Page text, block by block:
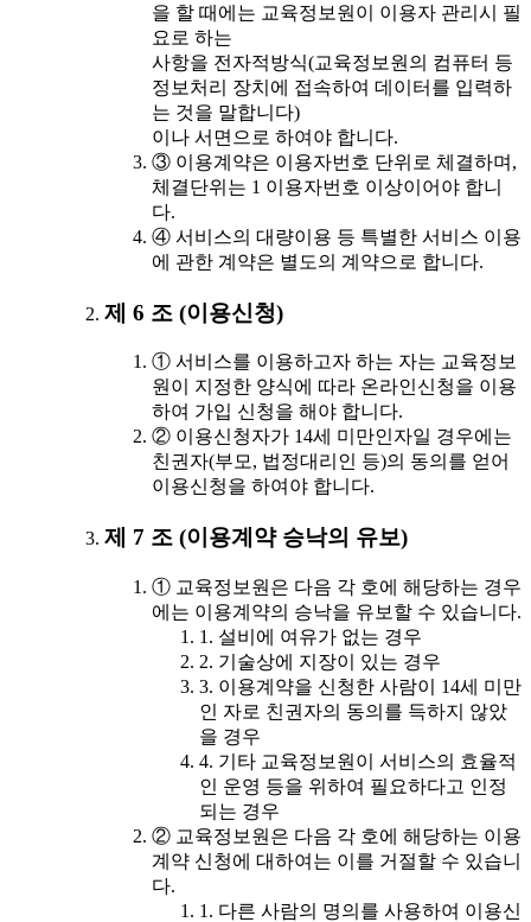
을 할 때에는 교육정보원이 이용자 관리시 필
요로 하는
사항을 전자적방식(교육정보원의 컴퓨터 등
정보처리 장치에 접속하여 데이터를 입력하
는 것을 말합니다)
이나 서면으로 하여야 합니다.
③ 이용계약은 이용자번호 단위로 체결하며,
체결단위는 1 이용자번호 이상이어야 합니
다.
④ 서비스의 대량이용 등 특별한 서비스 이용
에 관한 계약은 별도의 계약으로 합니다.
제 6 조 (이용신청)
① 서비스를 이용하고자 하는 자는 교육정보
원이 지정한 양식에 따라 온라인신청을 이용
하여 가입 신청을 해야 합니다.
② 이용신청자가 14세 미만인자일 경우에는
친권자(부모, 법정대리인 등)의 동의를 얻어
이용신청을 하여야 합니다.
제 7 조 (이용계약 승낙의 유보)
① 교육정보원은 다음 각 호에 해당하는 경우
에는 이용계약의 승낙을 유보할 수 있습니다.
1. 설비에 여유가 없는 경우
2. 기술상에 지장이 있는 경우
3. 이용계약을 신청한 사람이 14세 미만
인 자로 친권자의 동의를 득하지 않았
을 경우
4. 기타 교육정보원이 서비스의 효율적
인 운영 등을 위하여 필요하다고 인정
되는 경우
② 교육정보원은 다음 각 호에 해당하는 이용
계약 신청에 대하여는 이를 거절할 수 있습니
다.
1. 다른 사람의 명의를 사용하여 이용신